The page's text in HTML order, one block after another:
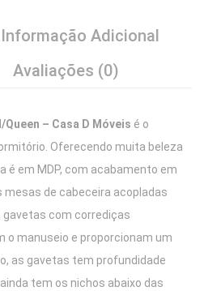
Informação Adicional
Avaliações (0)
– Casa D Móveis é o
Oferecendo muita beleza
é em MDP, com acabamento em
mesas de cabeceira acopladas
gavetas com corrediças
o manuseio e proporcionam um
as gavetas tem profundidade
tem os nichos abaixo das